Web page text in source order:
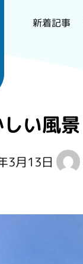
新着記事
い風景
3月13日